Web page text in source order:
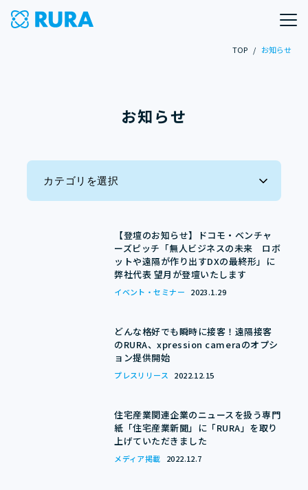
TOP / お知らせ
お知らせ
カテゴリを選択
プレスリリース
メディア掲載
イベント・セミナー
お役立ちコンテンツ
【登壇のお知らせ】ドコモ・ベンチャ
ーズピッチ「無人ビジネスの未来 ロボ
ットや遠隔が作り出すDXの最終形」に
弊社代表 望月が登壇いたします
イベント・セミナー 2023.1.29
どんな格好でも瞬時に接客！遠隔接客
のRURA、xpression cameraのオプシ
ョン提供開始
プレスリリース 2022.12.15
住宅産業関連企業のニュースを扱う専門
紙「住宅産業新聞」に「RURA」を取り
上げていただきました
メディア掲載 2022.12.7